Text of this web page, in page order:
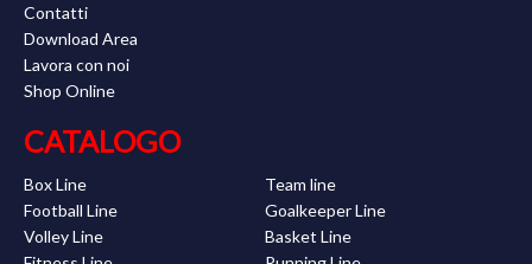
Contatti
Download Area
Lavora con noi
Shop Online
CATALOGO
Box Line
Team line
Football Line
Goalkeeper Line
Volley Line
Basket Line